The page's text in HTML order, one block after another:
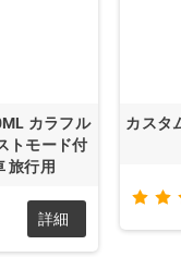
カラフル
トモード付
旅行用
詳細
カスタ